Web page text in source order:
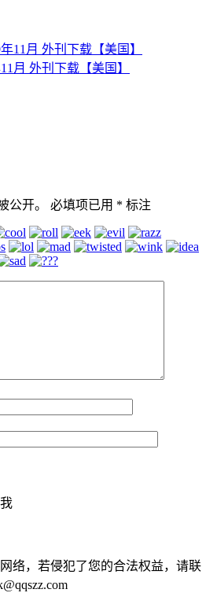
月 外刊下载【美国】
公开。 必填项已用 * 标注
络，若侵犯了您的合法权益，请联